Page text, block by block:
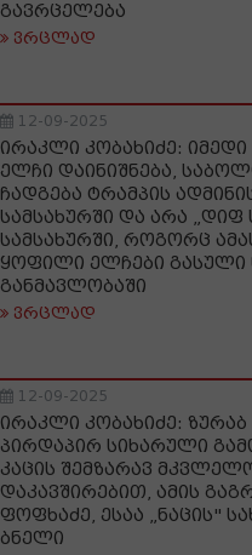
გავრცელება
ვრცლად
12-09-2025
ირაკლი კობახიძე: იმედი
ელჩი დაინიშნება,
ჩადგება ტრამპის
სამსახურში და არა
სამსახურში, როგორც
ყოფილი ელჩები გასული
განმავლობაში
ვრცლად
12-09-2025
ირაკლი კობახიძე: ზურაბ
პირდაპირ სიხარული
კაცის შემზარავ
დაკავშირებით, ამის
ფოფხაძე, ესაა „ნაცის"
ბნელი